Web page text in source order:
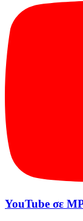
YouTube σε